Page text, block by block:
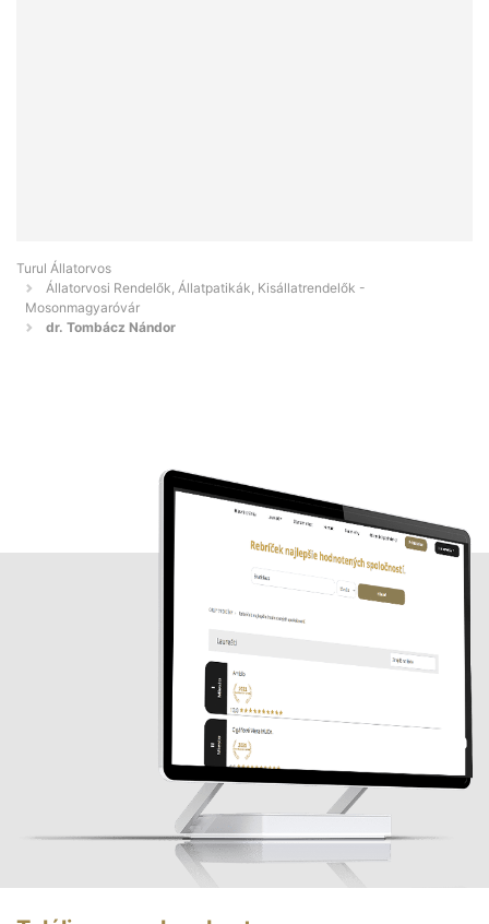
Turul Állatorvos
Állatorvosi Rendelők, Állatpatikák, Kisállatrendelők -
Mosonmagyaróvár
dr. Tombácz Nándor